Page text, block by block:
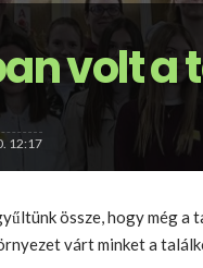
volt a
12:17
össze, hogy még
várt minket a